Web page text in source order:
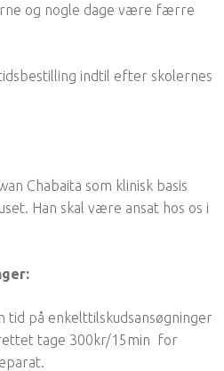
og nogle dage være færre
indtil efter skolernes
Chabaita som klinisk basis
Han skal være ansat hos os i
tid på enkelttilskudsansøgninger
tage 300kr/15min for